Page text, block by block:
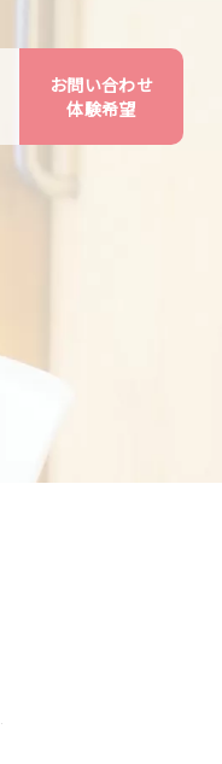
お問い合わせ
体験希望